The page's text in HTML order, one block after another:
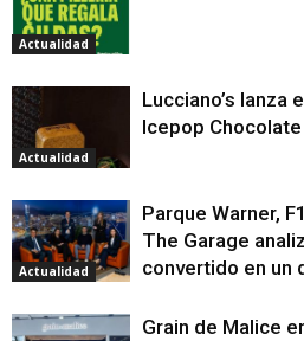
Actualidad
Actualidad
Lucciano’s lanza
Icepop Chocolate
Actualidad
Parque Warner,
The Garage
convertido en un
Grain de Malice